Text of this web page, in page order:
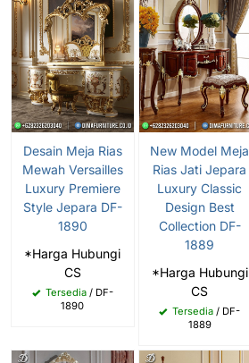
Desain Meja Rias
Mewah Versailles
Luxury Premiere
Style Jepara DF-
1890
*Harga Hubungi
CS
Tersedia/ DF-
1890
New Model Meja
Rias Jati Jepara
Luxury Classic
Design Best
Collection DF-
1889
*Harga Hubungi
CS
Tersedia / DF-
1889